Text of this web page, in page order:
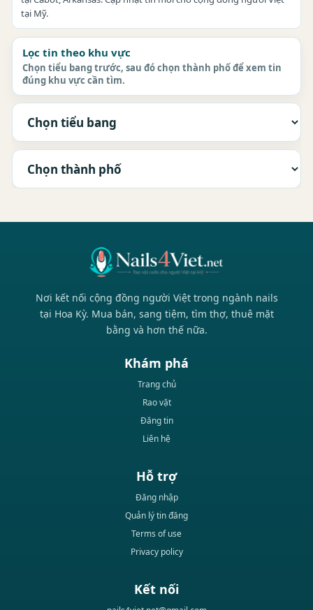
tại Mỹ.
Lọc tin theo khu vực
Chọn tiểu bang trước, sau đó chọn thành phố để xem tin
đúng khu vực cần tìm.
Nơi kết nối cộng đồng người Việt trong ngành nails
tại Hoa Kỳ. Mua bán, sang tiệm, tìm thợ, thuê mặt
bằng và hơn thế nữa.
Khám phá
Trang chủ
Rao vặt
Đăng tin
Liên hệ
Hỗ trợ
Đăng nhập
Quản lý tin đăng
Terms of use
Privacy policy
Kết nối